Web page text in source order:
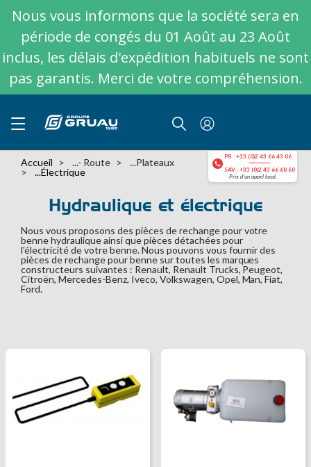
Nous vous informons que la société sera en
période de congés du 01 Août au 23 Août
inclus, les délais d'expédition habituels ne sont
pas garantis. Merci de votre compréhension.
PR : +33 (0)2 43 66 43 06
SAV : +33 (0)2 43 66 68 60
Prix d'un appel local.
Accueil ...- Route
...plateaux
...électrique
Hydraulique et électrique
Nous vous proposons des pièces de rechange pour votre
benne hydraulique ainsi que pièces détachées pour
l'électricité de votre benne. Nous pouvons vous fournir des
pièces de rechange pour benne sur toutes les marques
constructeurs suivantes : Renault, Renault Trucks, Peugeot,
Citroën, Mercedes-Benz, Iveco, Volkswagen, Opel, Man, Fiat,
Ford.